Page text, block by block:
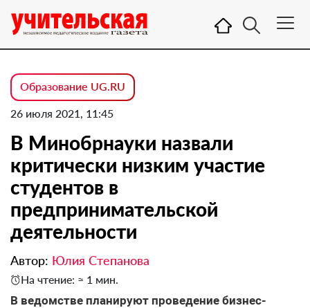
Образование UG.RU
26 июля 2021, 11:45
В Минобрнауки назвали
критически низким участие
студентов в
предпринимательской
деятельности
Автор: Юлия Степанова
На чтение: ≈ 1 мин.
В ведомстве планируют проведение бизнес-